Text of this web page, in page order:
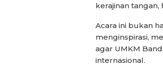
kerajinan
Acara ini bukan
menginspirasi,
agar UMKM
internasional.